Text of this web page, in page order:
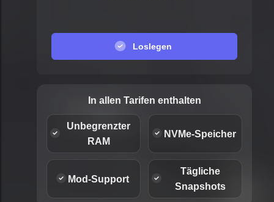
Loslegen
In allen Tarifen enthalten
Unbegrenzter
RAM
NVMe-Speicher
Mod-Support
Tägliche
Snapshots